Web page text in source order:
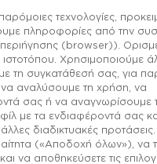
Δοκιμασμένη
σύνθεση
με το
τεχνολογίες,
πληροφορίες από την
(browser)).
ιστοτόπου. Χρησιμοποιούμε
τη συγκατάθεσή σας, για
να αναλύσουμε τη χρήση, να
σας ή να αναγνωρίσουμε
με τα ενδιαφέροντά σας
διαδικτυακές
(«Αποδοχή όλων»), να
να αποθηκεύσετε τις